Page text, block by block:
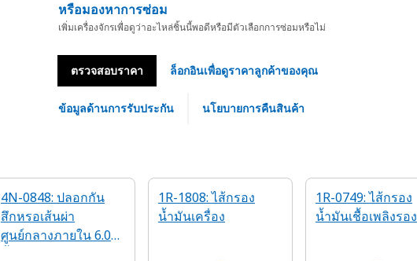
หรือมองหาการซ่อม
เพิ่มเครื่องจักรเพื่อดูว่าอะไหล่ชิ้นนี้พอดีหรือมีตัวเลือกการซ่อมหรือไม่
ตรวจสอบราคา ล็อกอินเพื่อดูราคาลูกค้าของคุณ
ข้อมูลด้านการรับประกัน นโยบายการคืนสินค้า
4N-0848: ปลอกกัน
สึกหรอเส้นผ่า
ศูนย์กลางภายใน 6.073
1R-1808: ไส้กรอง
น้ำมันเครื่อง
1R-0749: ไส้กรอง
น้ำมันเชื้อเพลิงรอง